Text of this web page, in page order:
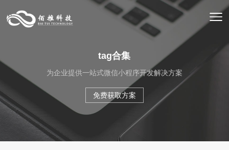
tag合集
为企业提供一站式微信小程序开发解决方案
免费获取方案